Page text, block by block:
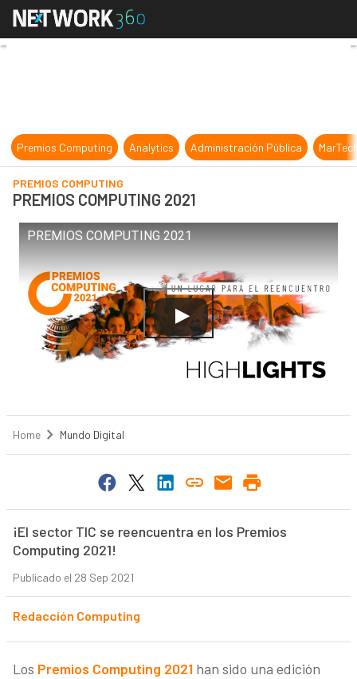
PREMIOS COMPUTING 2021
Premios Computing Analytics Administración Pública
PREMIOS COMPUTING
PREMIOS COMPUTING 2021
PREMIOS COMPUTING 2021
Home Mundo Digital
¡El sector TIC se reencuentra en los Premios
Computing 2021!
Publicado el 28 Sep 2021
Redacción Computing
Los Premios Computing 2021han sido una edición